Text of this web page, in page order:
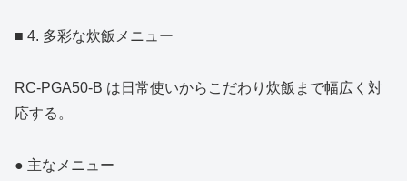
■ 4. 多彩な炊飯メニュー
RC‑PGA50‑B は日常使いからこだわり炊飯まで幅広く対
応する。
● 主なメニュー